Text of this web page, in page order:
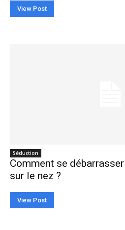
View Post
Séduction
Comment se
sur le nez ?
View Post